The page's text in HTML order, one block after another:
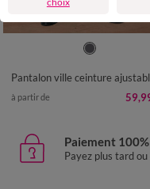
48
à partir de
Paiement
Payez plus tard